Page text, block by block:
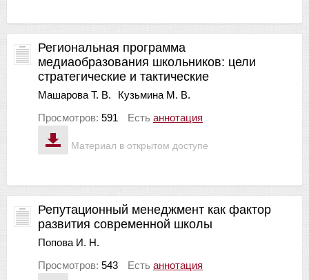
Материал в открытом доступе
Региональная программа
медиаобразования школьников: цели
стратегические и тактические
Машарова Т. В.
Кузьмина М. В.
Просмотров: 591 Есть аннотация
Репутационный менеджмент как фактор
развития современной школы
Попова И. Н.
Просмотров: 543 Есть аннотация